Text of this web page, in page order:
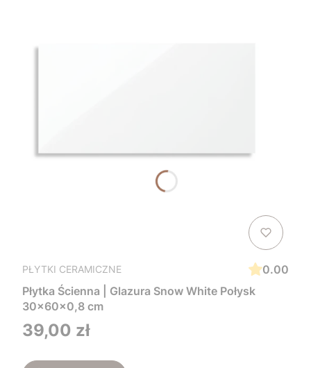
PŁYTKI CERAMICZNE
0.00
Płytka Ścienna | Glazura Snow White Połysk
30x60x0,8 cm
Cena
39,00 zł